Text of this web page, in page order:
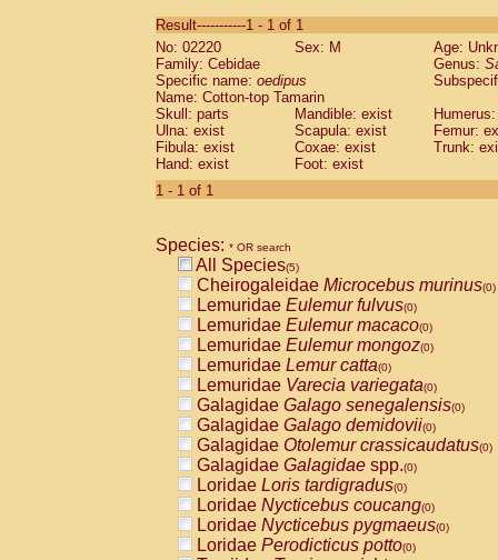
CebidaeSaguinus labiatus(0)
Cebidae Saguinus leucopus (0)
Cebidae
CebidaeSaguinus mystax
Cebidae Saguinus nigricollis (1)
Cebidae Saguinus oedipus
Cebidae Saguinus weddelli
Cebidae Saguinusspp.
Cebidae
CebidaeCebus capucinus
CebidaeCebus nigrivittatus
CebidaeCebus spp.(0)
CebidaeSaimiri boliviensis(0)
CebidaeSaimiri sciureus(0)
AtelidaeAlouatta caraya(0)
AtelidaeAlouatta fusca(0)
AtelidaeAlouatta seniculus(0)
AtelidaeAlouattaspp.(0)
AtelidaeAteles belzebuth(0)
AtelidaeAteles geoffroyi(0)
AtelidaeAteles paniscus(0)
AtelidaeAtelesspp.(0)
AtelidaeLagothrix lagothricha(0)
AtelidaeLagothrix lagothricha cana
PitheciidaeCacajao calvus
Result-----------1 - 1 of 1
No: 02220
Sex: M
Age:
Family: Cebidae
Genus:
Specific name: oedipus
Name: Cotton-top Tamarin
Skull: parts
Mandible: exist
Ulna: exist
Scapula: exist
Femur:
Fibula: exist
Coxae: exist
Trunk:
Hand: exist
Foot: exist
1 - 1 of 1
Species: * OR search
All Species(5)
Cheirogaleidae Microcebus murinus(0)
Lemuridae Eulemur fulvus(0)
Lemuridae Eulemur macaco(0)
Lemuridae Eulemur mongoz(0)
Lemuridae Lemur catta(0)
Lemuridae Varecia variegata(0)
Galagidae Galago senegalensis(0)
Galagidae Galago demidovii(0)
Galagidae Otolemur crassicaudatus(0)
Galagidae Galagidae spp.(0)
Loridae Loris tardigradus(0)
Loridae Nycticebus coucang(0)
Loridae Nycticebus pygmaeus(0)
Loridae Perodicticus potto(0)